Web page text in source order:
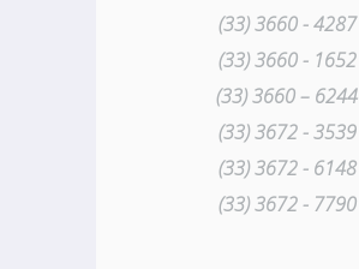
(33) 3660 - 4287
(33) 3660 - 1652
(33) 3660 – 6244
(33) 3672 - 3539
(33) 3672 - 6148
(33) 3672 - 7790